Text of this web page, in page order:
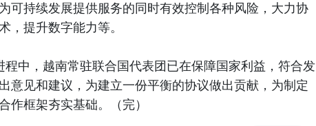
可持续发展提供服务的同时有效控制各种风险，大力协
，提升数字能力等。
中，越南常驻联合国代表团已在保障国家利益，符合发
意见和建议，为建立一份平衡的协议做出贡献，为制定
作框架夯实基础。（完）